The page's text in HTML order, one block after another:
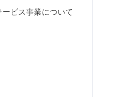
ビス事業について